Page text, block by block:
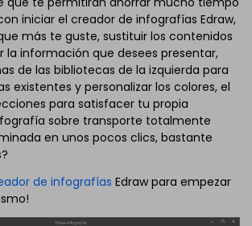
iniciar el creador de infografías Edraw,
más te guste, sustituir los contenidos
la información que desees presentar,
de las bibliotecas de la izquierda para
existentes y personalizar los colores, el
para satisfacer tu propia
sobre transporte totalmente
en unos pocos clics, bastante
de infografías Edraw para empezar